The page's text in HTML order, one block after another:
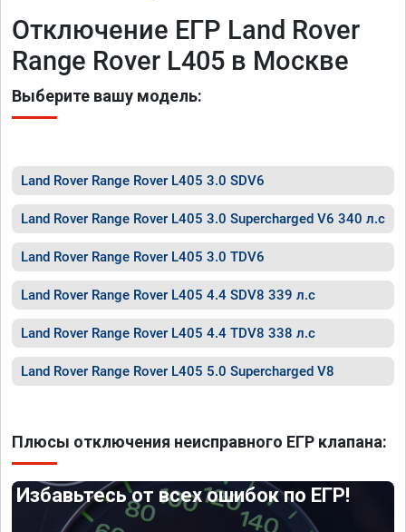
Отключение ЕГР Land Rover
Range Rover L405 в Москве
Выберите вашу модель:
Land Rover Range Rover L405 3.0 SDV6
Land Rover Range Rover L405 3.0 Supercharged V6 340 л.с
Land Rover Range Rover L405 3.0 TDV6
Land Rover Range Rover L405 4.4 SDV8 339 л.с
Land Rover Range Rover L405 4.4 TDV8 338 л.с
Land Rover Range Rover L405 5.0 Supercharged V8
Плюсы отключения неисправного ЕГР клапана:
Избавьтесь от всех ошибок по ЕГР!